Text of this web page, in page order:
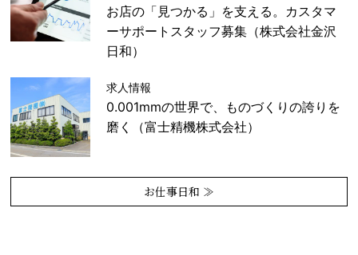
お店の「見つかる」を支える。カスタマ
ーサポートスタッフ募集（株式会社金沢
日和）
求人情報
0.001mmの世界で、ものづくりの誇りを
磨く（富士精機株式会社）
お仕事日和 ≫